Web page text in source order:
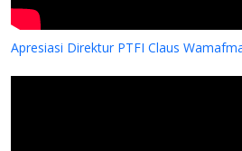
Apresiasi Direktur PTFI Claus